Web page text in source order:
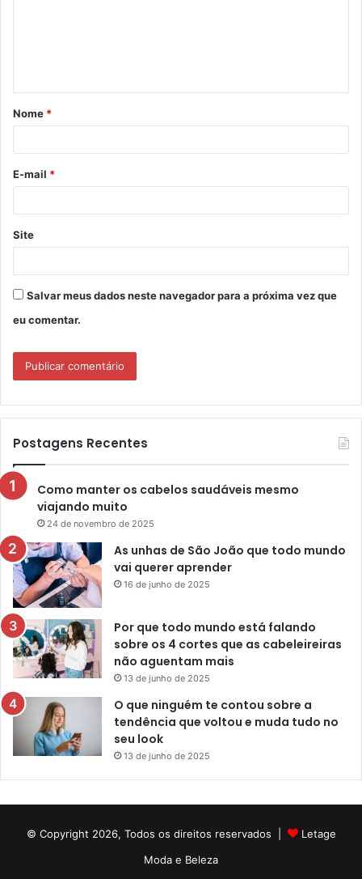
á
r
*
Nome *
E-mail *
Site
Salvar meus dados neste navegador para a próxima vez que
eu comentar.
Postagens Recentes
Como manter os cabelos saudáveis mesmo
viajando muito
24 de novembro de 2025
As unhas de São João que todo mundo
vai querer aprender
16 de junho de 2025
Por que todo mundo está falando
sobre os 4 cortes que as cabeleireiras
não aguentam mais
13 de junho de 2025
O que ninguém te contou sobre a
tendência que voltou e muda tudo no
seu look
13 de junho de 2025
© Copyright 2026, Todos os direitos reservados |
Letage
Moda e Beleza